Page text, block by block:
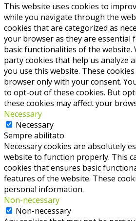
This website uses cookies to
while you navigate through the
cookies that are categorized as
your browser as they are essential
basic functionalities of the website.
party cookies that help us analyze
you use this website. These
browser only with your consent.
to opt-out of these cookies. But
these cookies may affect your
Necessary
Necessary
Sempre abilitato
Necessary cookies are absolutely
website to function properly. This
cookies that ensures basic
features of the website. These
personal information.
Non-necessary
Non-necessary